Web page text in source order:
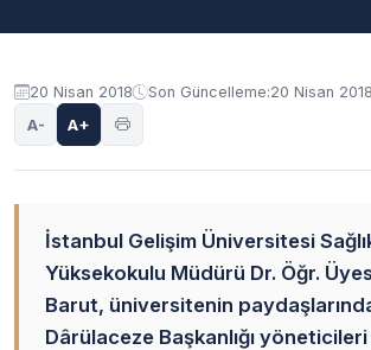
20 Nisan 2018 Son Güncelleme:20 Nisan
A- A+
İstanbul Gelişim Üniversitesi
Yüksekokulu Müdürü Dr. Öğr.
Barut, üniversitenin
Dârülaceze Başkanlığı